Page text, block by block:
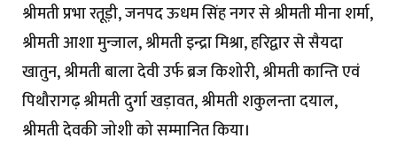
श्रीमती प्रभा रतूड़ी, जनपद ऊधम सिंह नगर से श्रीमती मीना शर्मा,
श्रीमती आशा मुन्जाल, श्रीमती इन्द्रा मिश्रा, हरिद्वार से सैयदा
खातुन, श्रीमती बाला देवी उर्फ ब्रज किशोरी, श्रीमती कान्ति एवं
पिथौरागढ़ श्रीमती दुर्गा खड़ावत, श्रीमती शकुलन्ता दयाल,
श्रीमती देवकी जोशी को सम्मानित किया।